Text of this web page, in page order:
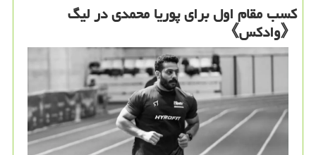
کسب مقام اول برای پوریا محمدی در لیگ
《وادکس》